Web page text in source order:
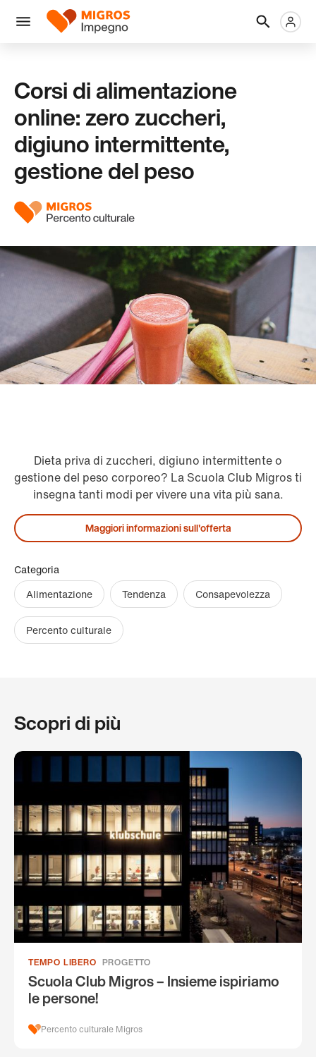
navigazione
Intestazione
Menu
Logo
Corsi di alimentazione
online: zero zuccheri,
digiuno intermittente,
gestione del peso
Dieta priva di zuccheri, digiuno intermittente o
gestione del peso corporeo? La Scuola Club Migros ti
insegna tanti modi per vivere una vita più sana.
Maggiori informazioni sull'offerta
Categoria
Alimentazione
Tendenza Consapevolezza
Percento culturale
Scopri di più
TEMPO LIBERO PROGETTO
Scuola Club Migros – Insieme ispiriamo
le persone!
Percento culturale Migros